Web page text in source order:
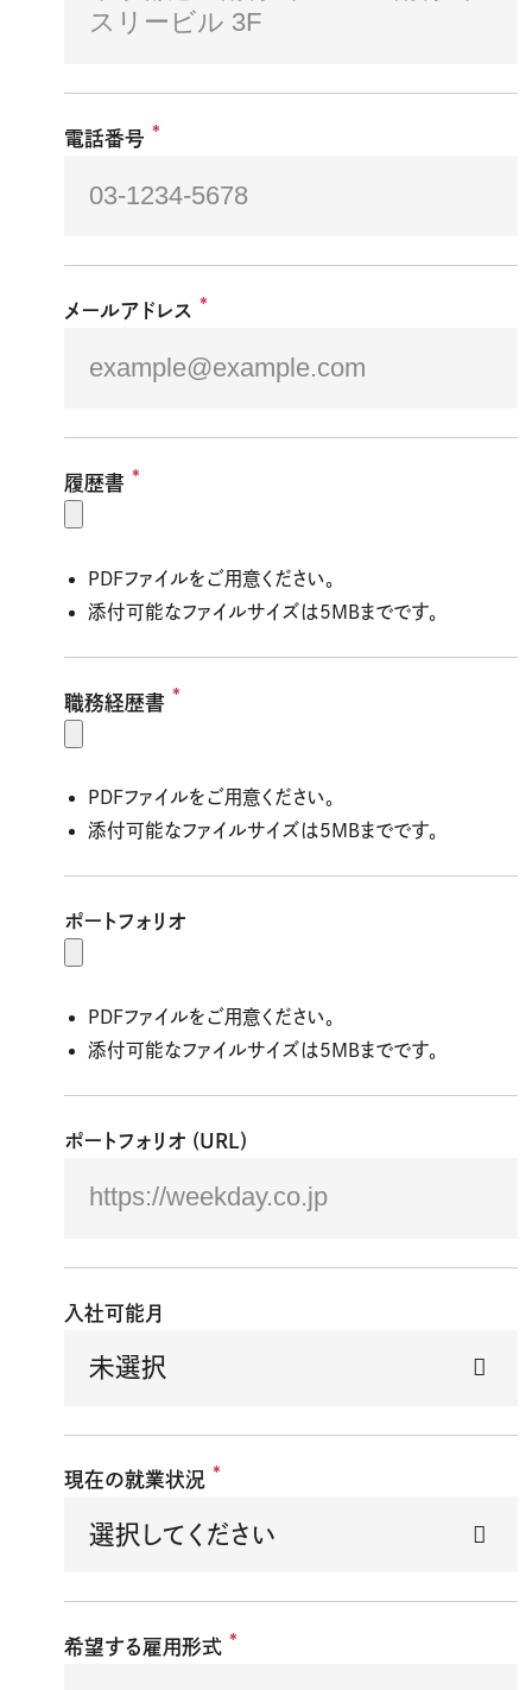
電話番号 *
メールアドレス *
履歴書 *
PDFファイルをご用意ください。
添付可能なファイルサイズは5MBまでです。
職務経歴書 *
PDFファイルをご用意ください。
添付可能なファイルサイズは5MBまでです。
ポートフォリオ
PDFファイルをご用意ください。
添付可能なファイルサイズは5MBまでです。
ポートフォリオ (URL)
入社可能月
現在の就業状況 *
希望する雇用形式 *